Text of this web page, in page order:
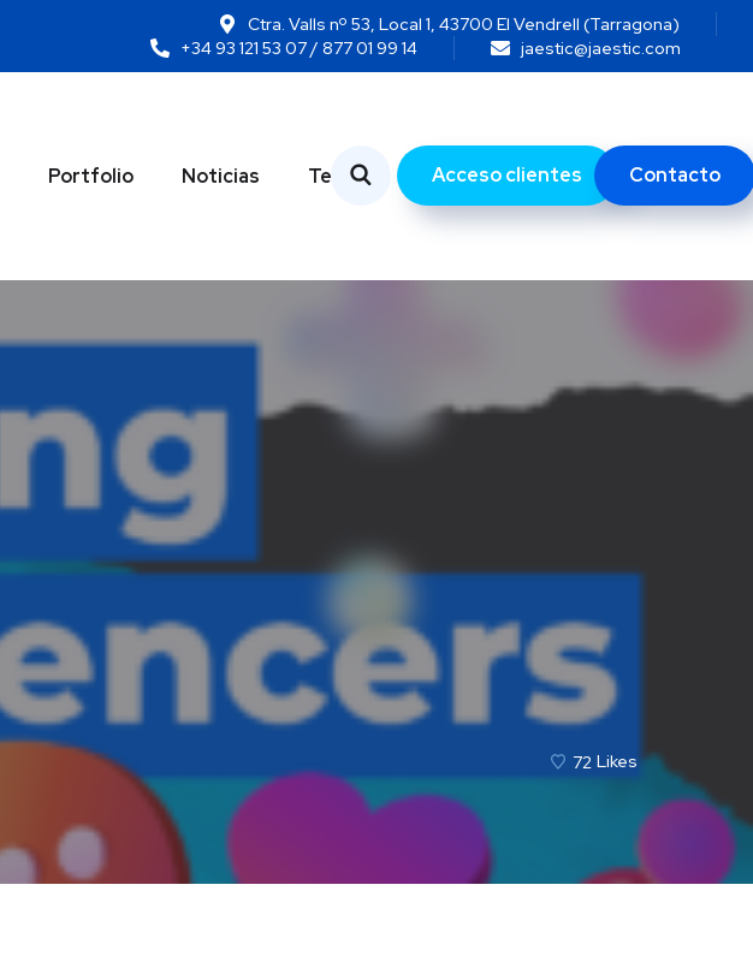
Ctra. Valls nº 53, Local 1, 43700 El Vendrell (Tarragona)
+34 93 121 53 07 / 877 01 99 14
jaestic@jaestic.com
Portfolio Noticias Temas Acceso clientes Contacto
72 Likes